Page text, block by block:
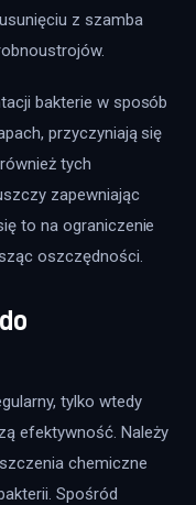
z szamba
bakterie w sposób
przyczyniają się
tych
zapewniając
to na ograniczenie
oszczędności.
tylko wtedy
efektywność. Należy
chemiczne
Spośród